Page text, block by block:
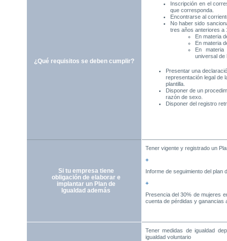
¿Qué requisitos se deben cumplir?
Inscripción en el
que corresponda.
Encontrarse al
No habersido s
tres años anteriores a
En materia
En materia
En materia
universal de
Presentar una
representación legal de
plantilla.
Disponer de un
razón de sexo.
Disponer del registro
Si tu empresa tiene
obligación de elaborar e
implantar un Plan de
Igualdad además
Tener vigente y registrado un
+
Informe de seguimiento del plan
+
Presencia del 30% de mujeres
cuenta de pérdidas y ganancias
Tener medidas de igualdad
igualdad voluntario